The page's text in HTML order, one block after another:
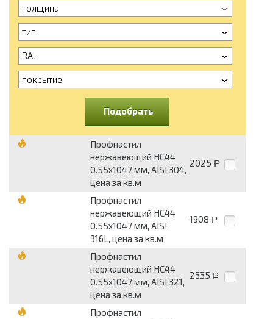
толщина
тип
RAL
покрытие
Подобрать
Профнастил
нержавеющий НС44
0.55х1047 мм, AISI 304,
цена за кв.м
2025 Р
Профнастил
нержавеющий НС44
0.55х1047 мм, AISI
316L, цена за кв.м
1908 Р
Профнастил
нержавеющий НС44
0.55х1047 мм, AISI 321,
цена за кв.м
2335 Р
Профнастил